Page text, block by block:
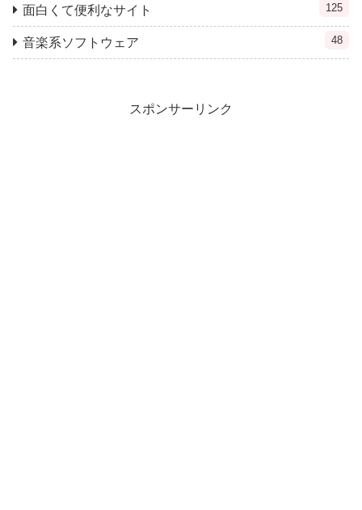
面白くて便利なサイト 125
音楽系ソフトウェア 48
スポンサーリンク